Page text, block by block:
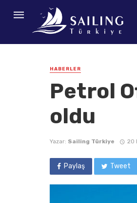
HABERLER
Petrol
oldu
Yazar: Sailing Türkiye 20
Paylaş Tweet